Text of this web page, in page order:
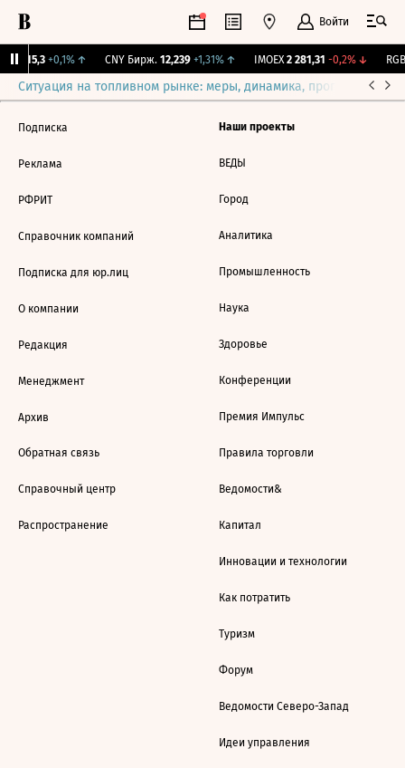
Войти
115,3 +0,1%↑ CNY Бирж. 12,239 +1,31%↑ IMOEX 2 281,31 -0,2%↓
Ситуация на топливном рынке: меры, динамика, прогнозы
Подписка
Реклама
РФРИТ
Справочник компаний
Подписка для юр.лиц
О компании
Редакция
Менеджмент
Архив
Обратная связь
Справочный центр
Распространение
Наши проекты
ВЕДЫ
Город
Аналитика
Промышленность
Наука
Здоровье
Конференции
Премия Импульс
Правила торговли
Ведомости&
Капитал
Инновации и технологии
Как потратить
Туризм
Форум
Ведомости Северо-Запад
Идеи управления